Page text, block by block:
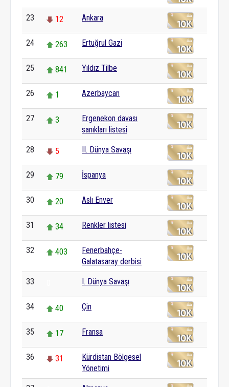
23 12 Ankara
24 263 Ertuğrul Gazi
25 841 Yıldız Tilbe
26 1 Azerbaycan
27 3
Ergenekon davası
sanıkları listesi
28 5 II. Dünya Savaşı
29 79 İspanya
30 20 Aslı Enver
31 34 Renkler listesi
32 403
Fenerbahçe-
Galatasaray derbisi
33 I. Dünya Savaşı
34 40 Çin
35 17 Fransa
36 31
Kürdistan Bölgesel
Yönetimi